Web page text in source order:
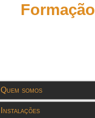
Formação
Quem somos
Instalações